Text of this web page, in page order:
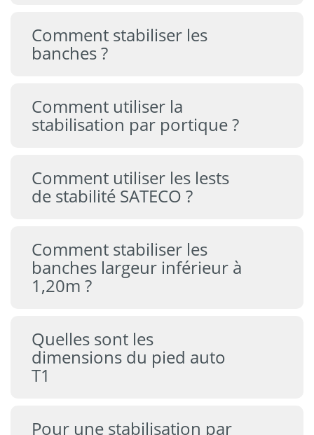
Comment stabiliser les
banches ?
Comment utiliser la
stabilisation par portique ?
Comment utiliser les lests
de stabilité SATECO ?
Comment stabiliser les
banches largeur inférieur à
1,20m ?
Quelles sont les
dimensions du pied auto
T1
Pour une stabilisation par